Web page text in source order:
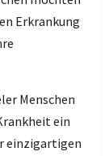
Erkrankung
Menschen
ein
einzigartigen